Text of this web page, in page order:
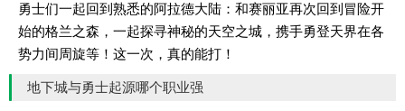
勇士们一起回到熟悉的阿拉德大陆：和赛丽亚再次回到冒险开
始的格兰之森，一起探寻神秘的天空之城，携手勇登天界在各
势力间周旋等！这一次，真的能打！
地下城与勇士起源哪个职业强